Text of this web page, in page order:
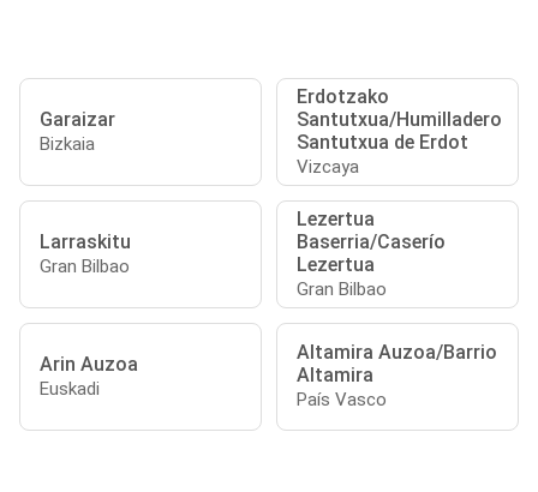
Garaizar
Bizkaia
Erdotzako
Santutxua/Humilladero
Santutxua de Erdot
Vizcaya
Larraskitu
Gran Bilbao
Lezertua
Baserria/Caserío
Lezertua
Gran Bilbao
Arin Auzoa
Euskadi
Altamira Auzoa/Barrio
Altamira
País Vasco